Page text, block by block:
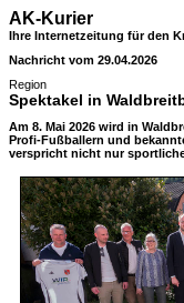
AK-Kurier
Ihre Internetzeitung für den
Nachricht vom 29.04.2026
Region
Spektakel in
Am 8. Mai 2026 wird in
Profi-Fußballern und
verspricht nicht nur